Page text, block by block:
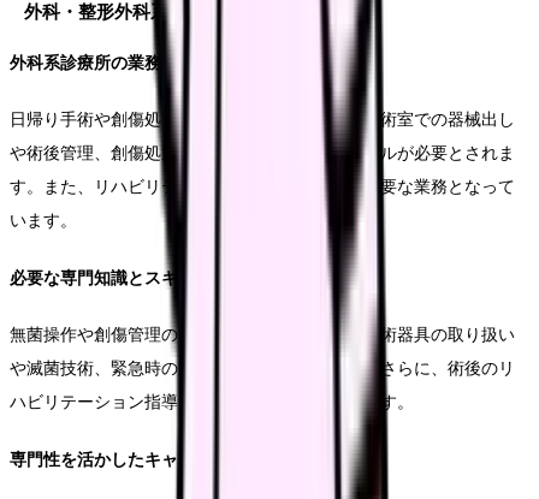
外科・整形外科系統
外科系診療所の業務特性
日帰り手術や創傷処置が主な業務となります。手術室での器械出し
や術後管理、創傷処置の補助など、専門的なスキルが必要とされま
す。また、リハビリテーション部門との連携も重要な業務となって
います。
必要な専門知識とスキル
無菌操作や創傷管理の知識は必須です。また、手術器具の取り扱い
や滅菌技術、緊急時の対応能力も求められます。さらに、術後のリ
ハビリテーション指導も重要な業務となっています。
専門性を活かしたキャリア展開